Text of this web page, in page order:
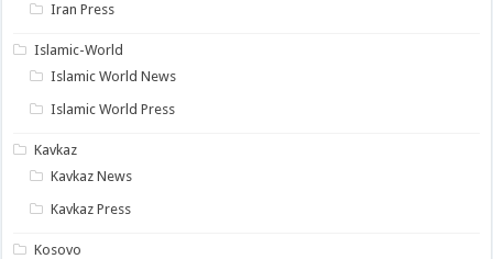
Iran Press
Islamic-World
Islamic World News
Islamic World Press
Kavkaz
Kavkaz News
Kavkaz Press
Kosovo